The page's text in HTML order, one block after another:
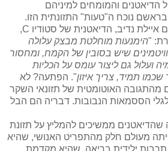
הדיאטנים והמומחים למיניהם
נוכח ה"טעות" התזונתית הזו.
הגדילה לעשות אחת בשם איילת נדיב, הדיאטנית של סטודיו C,
"הימנעות מוחלטת מבצק עלולה
שיש בסובין של הקמח, ומחסור
ועלול גם ליצור עומס על הכליות
תמיד, צריך איזון". הפתעה? לא
מהתגובה האוטומטית של תזונאי השקר
הססמאות הנבובות. דבריה הם הבל
שהדיאטנים ממשיכים להמליץ על תזונת
מעולם חלק מהתפריט האנושי, שהיא
ילידית בריאה, שהיא מקדמת